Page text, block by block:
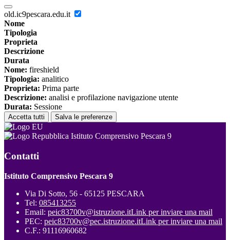
old.ic9pescara.edu.it
Nome
Tipologia
Proprieta
Descrizione
Durata
Nome: fireshield
Tipologia: analitico
Proprieta: Prima parte
Descrizione: analisi e profilazione navigazione utente
Durata: Sessione
Accetta tutti Salva le preferenze
Istituto Comprensivo Pescara 9
Contatti
Istituto Comprensivo Pescara 9
Via Di Sotto, 56 - 65125 PESCARA
Tel: 085413255
Email: peic83700v@istruzione.itLink per inviare una mail
PEC: peic83700v@pec.istruzione.itLink per inviare una mail
C.F.: 91116960682